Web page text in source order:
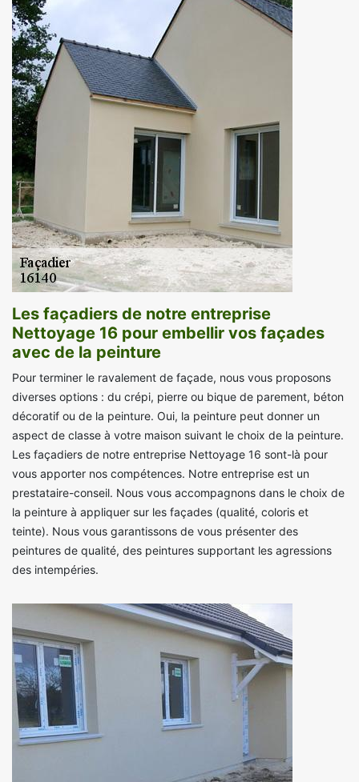
Les façadiers de notre entreprise
Nettoyage 16 pour embellir vos façades
avec de la peinture
Pour terminer le ravalement de façade, nous vous proposons
diverses options : du crépi, pierre ou bique de parement, béton
décoratif ou de la peinture. Oui, la peinture peut donner un
aspect de classe à votre maison suivant le choix de la peinture.
Les façadiers de notre entreprise Nettoyage 16 sont-là pour
vous apporter nos compétences. Notre entreprise est un
prestataire-conseil. Nous vous accompagnons dans le choix de
la peinture à appliquer sur les façades (qualité, coloris et
teinte). Nous vous garantissons de vous présenter des
peintures de qualité, des peintures supportant les agressions
des intempéries.